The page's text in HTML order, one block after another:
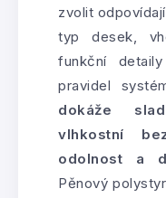
zvolit
typ desek,
funkční
pravidel
dokáže
vlhkostní
odolnost a
Pěnový